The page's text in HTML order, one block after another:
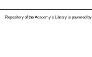
Repository of the Academy's Library is powered by